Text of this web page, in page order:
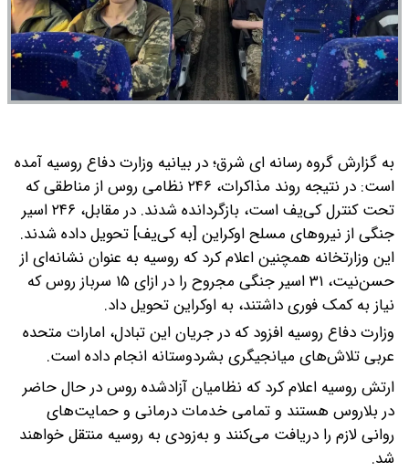
به گزارش گروه رسانه ای شرق؛ در بیانیه وزارت دفاع روسیه آمده
است: در نتیجه روند مذاکرات، ۲۴۶ نظامی روس از مناطقی که
تحت کنترل کی‌یف است، بازگردانده شدند. در مقابل، ۲۴۶ اسیر
جنگی از نیروهای مسلح اوکراین [به کی‌یف] تحویل داده شدند.
این وزارتخانه همچنین اعلام کرد که روسیه به عنوان نشانه‌ای از
حسن‌نیت، ۳۱ اسیر جنگی مجروح را در ازای ۱۵ سرباز روس که
نیاز به کمک فوری داشتند، به اوکراین تحویل داد.
وزارت دفاع روسیه افزود که در جریان این تبادل، امارات متحده
عربی تلاش‌های میانجیگری بشردوستانه انجام داده است.
ارتش روسیه اعلام کرد که نظامیان آزادشده روس در حال حاضر
در بلاروس هستند و تمامی خدمات درمانی و حمایت‌های
روانی لازم را دریافت می‌کنند و به‌زودی به روسیه منتقل خواهند
شد.